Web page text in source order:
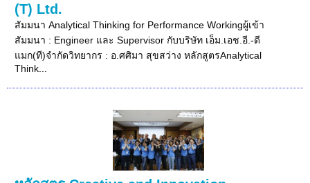
(T) Ltd.
สัมมนา Analytical Thinking for Performance Workingผู้เข้า
สัมมนา : Engineer และ Supervisor กับบริษัท เอ็ม.เอช.อี.-ดี
แมก(ที)จำกัดวิทยากร : อ.ศศิมา สุขสว่าง หลักสูตรAnalytical
Think...